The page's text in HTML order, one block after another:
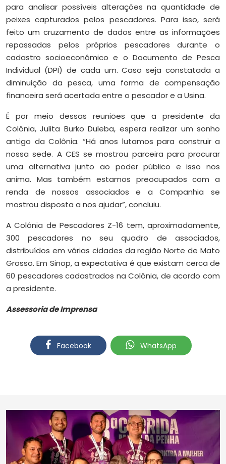
para analisar possíveis alterações na quantidade de
peixes capturados pelos pescadores. Para isso, será
feito um cruzamento de dados entre as informações
repassadas pelos próprios pescadores durante o
cadastro socioeconômico e o Documento de Pesca
Individual (DPI) de cada um. Caso seja constatada a
diminuição da pesca, uma forma de compensação
financeira será acertada entre o pescador e a Usina.
É por meio dessas reuniões que a presidente da
Colônia, Julita Burko Duleba, espera realizar um sonho
antigo da Colônia. “Há anos lutamos para construir a
nossa sede. A CES se mostrou parceira para procurar
uma alternativa junto ao poder público e isso nos
anima. Mas também estamos preocupados com a
renda de nossos associados e a Companhia se
mostrou disposta a nos ajudar”, concluiu.
A Colônia de Pescadores Z-16 tem, aproximadamente,
300 pescadores no seu quadro de associados,
distribuídos em várias cidades da região Norte de Mato
Grosso. Em Sinop, a expectativa é que existam cerca de
60 pescadores cadastrados na Colônia, de acordo com
a presidente.
Assessoria de Imprensa
Facebook WhatsApp